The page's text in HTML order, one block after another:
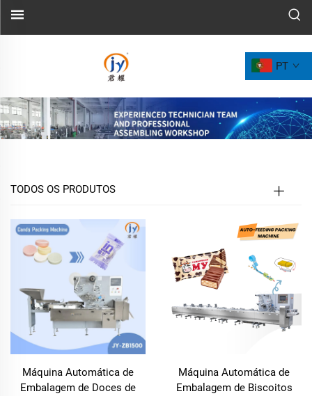
PT
TODOS OS PRODUTOS
Máquina Automática de
Embalagem de Doces de
Máquina Automática de
Embalagem de Biscoitos